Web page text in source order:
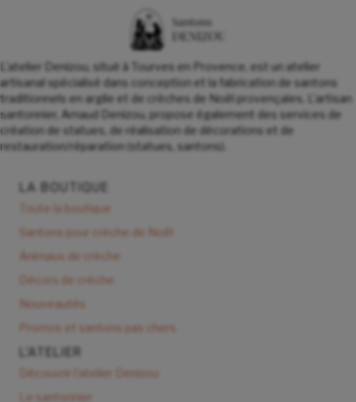
L'atelier Denizou, situé à Tourves en Provence, est un atelier
artisanal spécialisé dans conception et la fabrication de santons
traditionnels en argile et de crèches de Noël provençales. L'artisan
santonnier, Arnaud Denizou, propose également des services de
création de statues, de réalisation de décorations et de
restauration/réparation (statues, santons).
LA BOUTIQUE
Toute la boutique
Santons pour crèche de Noël
Animaux de crèche
Décors de crèche
Nouveautés
Promos et santons pas chers
L'ATELIER
Découvrir l'atelier Denizou
Le santonnier